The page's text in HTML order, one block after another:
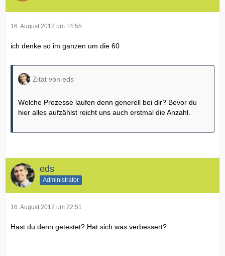
16. August 2012 um 14:55
ich denke so im ganzen um die 60
Zitat von eds
Welche Prozesse laufen denn generell bei dir? Bevor du
hier alles aufzählst reicht uns auch erstmal die Anzahl.
eds
Administrator
16. August 2012 um 22:51
Hast du denn getestet? Hat sich was verbessert?